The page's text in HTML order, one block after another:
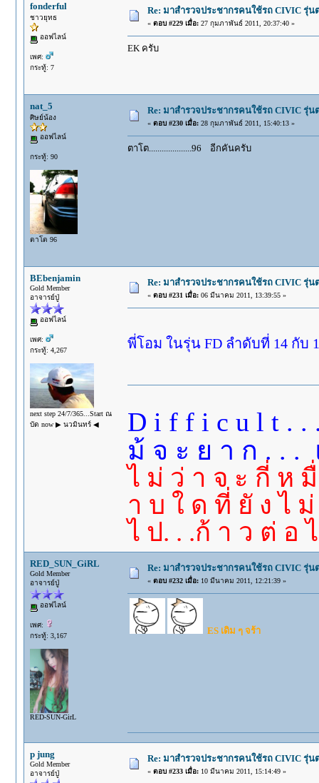
fonderful
ชาวยุทธ
ออฟไลน์
เพศ:
กระทู้: 7
Re: มาสำรวจประชากรคนใช้รถ CIVIC รุ่น
« ตอบ #229 เมื่อ:27 กุมภาพันธ์ 2011, 20:37:40 »
EK ครับ
nat_5
ศิษย์น้อง
ออฟไลน์
กระทู้: 90
ตาโต 96
Re: มาสำรวจประชากรคนใช้รถ CIVIC รุ่น
« ตอบ #230 เมื่อ:28 กุมภาพันธ์ 2011, 15:40:13 »
ตาโต....................96 อีกคันครับ
BEbenjamin
Gold Member
อาจารย์ปู่
ออฟไลน์
เพศ:
กระทู้: 4,267
next step 24/7/365...Start ณ
บัด now ▶ นวมินทร์ ◀
Re: มาสำรวจประชากรคนใช้รถ CIVIC รุ่น
« ตอบ #231 เมื่อ:06 มีนาคม 2011, 13:39:55 »
พี่โอม ในรุ่น FD ลำดับที่ 14 กับ
D i f f i c u l t .
ม้ จ ะ ย า ก . . .
ไ ม่ ว่ า จ ะ กี่ ห
า บ ใ ด ที่ ยั ง ไ
ไ ป. . .ก้ า ว ต่ อ
RED_SUN_GiRL
Gold Member
อาจารย์ปู่
ออฟไลน์
เพศ:
กระทู้: 3,167
RED-SUN-GirL
Re: มาสำรวจประชากรคนใช้รถ CIVIC รุ่น
« ตอบ #232 เมื่อ:10 มีนาคม 2011, 12:21:39 »
ES เดิม ๆ จร้า
p jung
Gold Member
อาจารย์ปู่
Re: มาสำรวจประชากรคนใช้รถ CIVIC รุ่น
« ตอบ #233 เมื่อ:10 มีนาคม 2011, 15:14:49 »